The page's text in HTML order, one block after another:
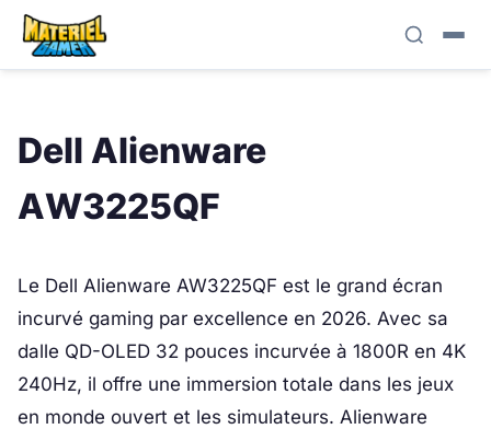
Dell Alienware
AW3225QF
Le Dell Alienware AW3225QF est le grand écran
incurvé gaming par excellence en 2026. Avec sa
dalle QD-OLED 32 pouces incurvée à 1800R en 4K
240Hz, il offre une immersion totale dans les jeux
en monde ouvert et les simulateurs. Alienware